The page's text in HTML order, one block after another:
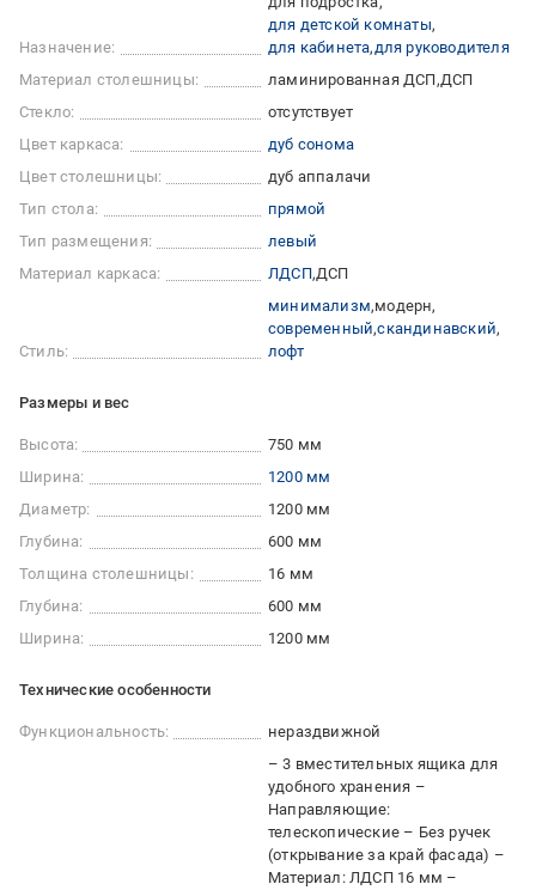
Назначение:
для детской комнаты
для кабинета для руководителя
Материал столешницы:
ламинированная ДСП ДСП
Стекло:
отсутствует
Цвет каркаса:
дуб сонома
Цвет столешницы:
дуб аппалачи
Тип стола:
прямой
Тип размещения:
левый
Материал каркаса:
ЛДСП ДСП
Стиль:
минимализм модерн
современный скандинавский
лофт
Размеры и вес
Высота:
750 мм
Ширина:
1200 мм
Диаметр:
1200 мм
Глубина:
600 мм
Толщина столешницы:
16 мм
Глубина:
600 мм
Ширина:
1200 мм
Технические особенности
Функциональность: нераздвижной
– 3 вместительных ящика для
удобного хранения –
Направляющие:
телескопические – Без ручек
(открывание за край фасада) –
Материал: ЛДСП 16 мм –